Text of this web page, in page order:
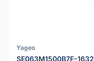
Yageo
SE063M1500B7F-1632